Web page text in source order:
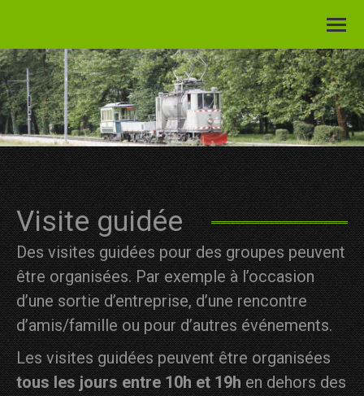
Visite guidée
Des visites guidées pour des groupes peuvent
être organisées. Par exemple à l’occasion
d’une sortie d’entreprise, d’une rencontre
d’amis/famille ou pour d’autres événements.
Les visites guidées peuvent être organisées
tous les jours entre 10h et 19hen dehors des